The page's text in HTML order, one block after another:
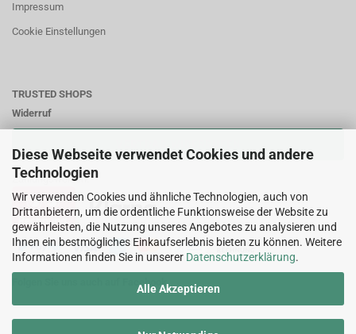
Diese Webseite verwendet Cookies und andere
Technologien
Wir verwenden Cookies und ähnliche Technologien, auch von
Drittanbietern, um die ordentliche Funktionsweise der Website zu
gewährleisten, die Nutzung unseres Angebotes zu analysieren und
Ihnen ein bestmögliches Einkaufserlebnis bieten zu können. Weitere
Informationen finden Sie in unserer Datenschutzerklärung.
Alle Akzeptieren
Impressum
Cookie Einstellungen
TRUSTED SHOPS
Widerruf
Zahlungsweisen:
Folgen Sie uns auch auf Facebook